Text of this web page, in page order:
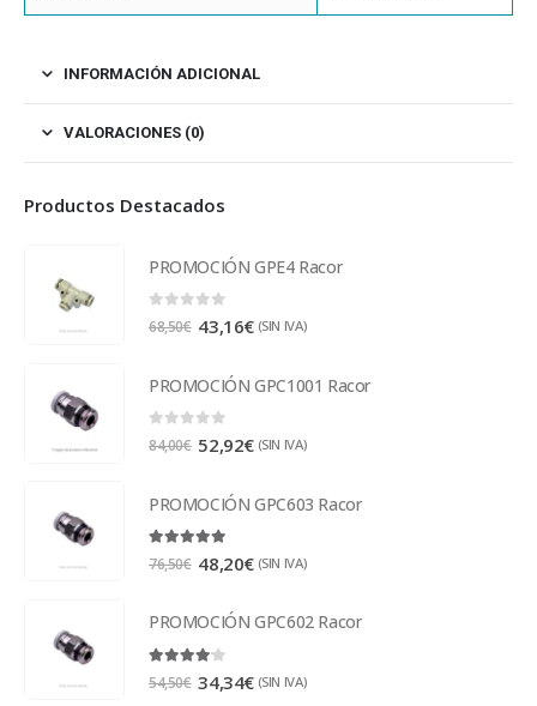
INFORMACIÓN ADICIONAL
VALORACIONES (0)
Productos Destacados
PROMOCIÓN GPE4 Racor
0out of 5
68,50€ 43,16€ (SIN IVA)
PROMOCIÓN GPC1001 Racor
0 out of 5
84,00€ 52,92€ (SIN IVA)
PROMOCIÓN GPC603 Racor
5.00out of 5
76,50€ 48,20€ (SIN IVA)
PROMOCIÓN GPC602 Racor
4.00out of 5
54,50€ 34,34€ (SIN IVA)